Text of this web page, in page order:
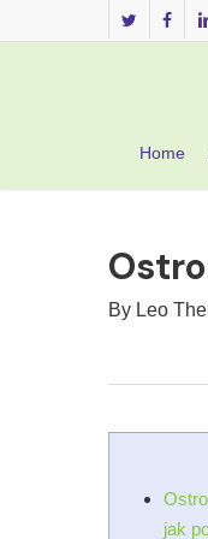
to
twitter
Home
By Leo
jak